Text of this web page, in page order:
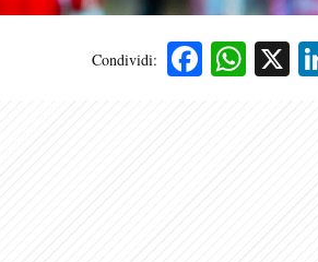
Condividi: